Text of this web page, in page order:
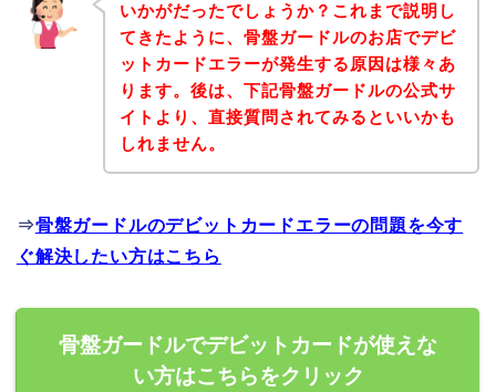
いかがだったでしょうか？これまで説明し
てきたように、骨盤ガードルのお店でデビ
ットカードエラーが発生する原因は様々あ
ります。後は、下記骨盤ガードルの公式サ
イトより、直接質問されてみるといいかも
しれません。
⇒骨盤ガードルのデビットカードエラーの問題を今す
ぐ解決したい方はこちら
骨盤ガードルでデビットカードが使えな
い方はこちらをクリック